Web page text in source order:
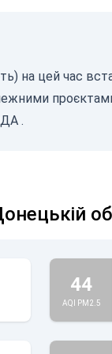
на цей час
.
44
AQI PM2.5